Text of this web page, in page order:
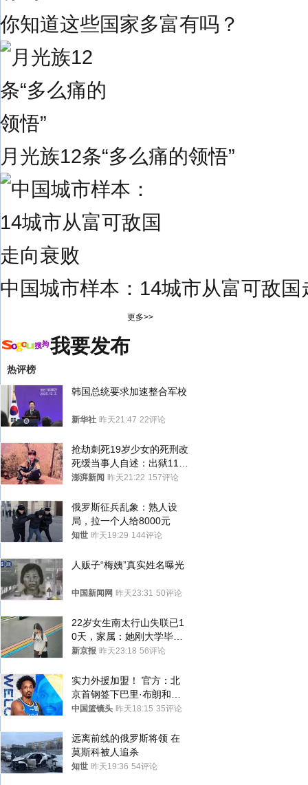
你知道这些国家多富有吗？
月光族12条“多么痛的领悟”
中国城市样本：14城市从富可敌国
更多>>
我要发布
热评榜
韩国总统要求加速整合军校
新华社 昨天21:47 22评论
抢劫刺死19岁少女的死刑改
死缓当事人自述：出狱11年
间始终刻意躲避被害人家属
澎湃新闻 昨天21:22 157评论
俄罗斯征兵乱象：熟人设
局，拉一个人给8000元
知世 昨天19:29 144评论
人贩子“梅姨”真实姓名曝光
中国新闻网 昨天23:31 50评论
22岁女生南太行山失联已1
0天，家属：她刚大学毕业
想到山里旅行
新京报 昨天23:18 56评论
实力外援加盟！ 官方：北
京首钢签下巴里·布朗和桑
普森
中国篮镜头 昨天18:15 35评论
远离前线的俄罗斯将领 在
莫斯科被人追杀
知世 昨天19:36 54评论